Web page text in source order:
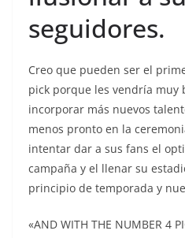
seguidores.
Creo que pueden ser el
pick porque les vendría muy
incorporar más nuevos
menos pronto en la
intentar dar a sus fans el
campaña y el llenar su
principio de temporada y
«AND WITH THE NUMBER 4